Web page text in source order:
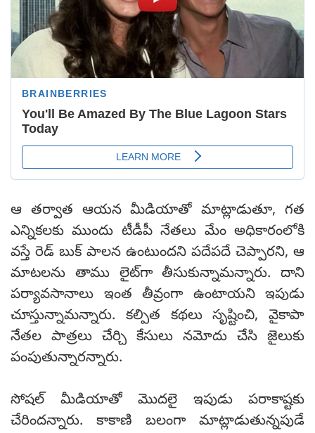
ఆ తర్వాత ఆయన మీడియాతో మాట్లాడుతూ, గత
ఎన్నికలకు ముందు టీడీపీ నేతలు మేం అధికారంలోకి
వస్తే రెడ్ బుక్ పాలన ఉంటుందని పదేపదే చెప్పారని, ఆ
మాటలను తాము లైట్‌గా తీసుకున్నామన్నారు. దాని
పర్యావసానాలు ఇంత తీవ్రంగా ఉంటాయని ఇపుడు
చూస్తున్నామన్నారు. కల్పిత కథలు సృష్టించి, వైకాపా
నేతల పాత్రలు చేర్చి కేసులు నమోదు చేసి జైలుకు
పంపుతున్నారన్నారు.
సోషల్ మీడియాతో మొదలై ఇపుడు పరాకాష్టకు
చేరిందన్నారు. కాకాణి బలంగా మాట్లాడుతున్నపుడే